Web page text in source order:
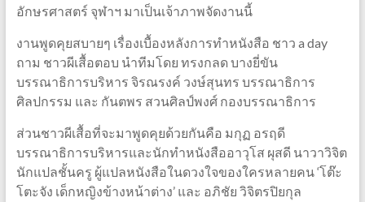
อักษรศาสตร์ จุฬาฯ มาเป็นเจ้าภาพจัดงานนี้
งานพูดคุยสบายๆ เรื่องเบื้องหลังการทำหนังสือ ชาว a day
ถาม ชาวผีเสื้อตอบ นำทีมโดย ทรงกลด บางยี่ขัน
บรรณาธิการบริหาร จิรณรงค์ วงษ์สุนทร บรรณาธิการ
ศิลปกรรม และ กันตพร สวนศิลป์พงศ์ กองบรรณาธิการ
ส่วนชาวผีเสื้อที่จะมาพูดคุยด้วยกันคือ มกุฏ อรฤดี
บรรณาธิการบริหารและนักทำหนังสืออาวุโส ผุสดี นาวาวิจิต
นักแปลชั้นครู ผู้แปลหนังสือในดวงใจของใครหลายคน ‘โต๊ะ
โตะจัง เด็กหญิงข้างหน้าต่าง’ และ อภิชัย วิจิตรปิยกุล